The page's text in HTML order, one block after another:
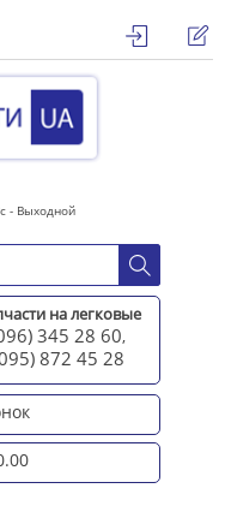
- Выходной
на легковые
345 28 60,
872 45 28